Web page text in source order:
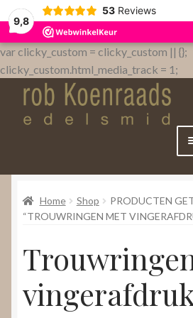
9,8
53 Reviews
var clicky_custom = clicky_custom || {};
clicky_custom.html_media_track = 1;
Home
WebShop
Over
Contact
Home Shop
PRODUCTEN
“TROUWRINGEN MET